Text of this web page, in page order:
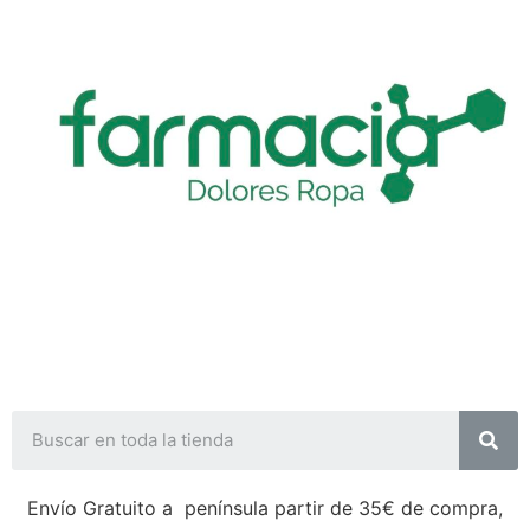
Envío Gratuito a península partir de 35€ de compra,